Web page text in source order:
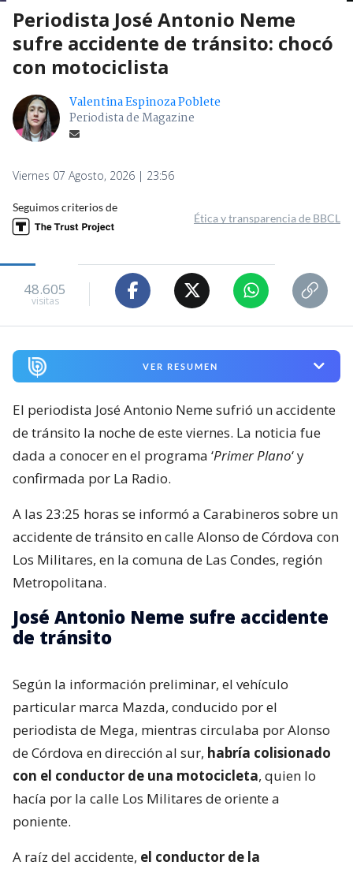
Periodista José Antonio Neme
sufre accidente de tránsito: chocó
con motociclista
Valentina Espinoza Poblete
Periodista de Magazine
Viernes 07 Agosto, 2026 | 23:56
Seguimos criterios de
Ética y transparencia de BBCL
48.605
visitas
VER RESUMEN
El periodista José Antonio Neme sufrió un accidente
de tránsito la noche de este viernes. La noticia fue
dada a conocer en el programa ‘Primer Plano‘ y
confirmada por La Radio.
A las 23:25 horas se informó a Carabineros sobre un
accidente de tránsito en calle Alonso de Córdova con
Los Militares, en la comuna de Las Condes, región
Metropolitana.
José Antonio Neme sufre accidente
de tránsito
Según la información preliminar, el vehículo
particular marca Mazda, conducido por el
periodista de Mega, mientras circulaba por Alonso
de Córdova en dirección al sur, habría colisionado
con el conductor de una motocicleta, quien lo
hacía por la calle Los Militares de oriente a
poniente.
A raíz del accidente, el conductor de la